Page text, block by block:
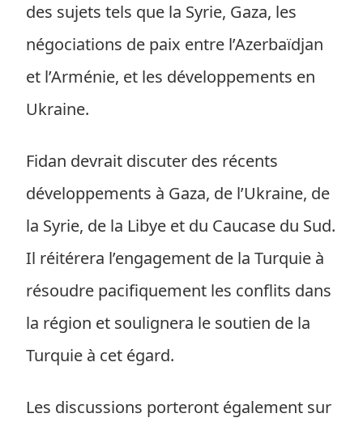
des sujets tels que la Syrie, Gaza, les
négociations de paix entre l’Azerbaïdjan
et l’Arménie, et les développements en
Ukraine.
Fidan devrait discuter des récents
développements à Gaza, de l’Ukraine, de
la Syrie, de la Libye et du Caucase du Sud.
Il réitérera l’engagement de la Turquie à
résoudre pacifiquement les conflits dans
la région et soulignera le soutien de la
Turquie à cet égard.
Les discussions porteront également sur